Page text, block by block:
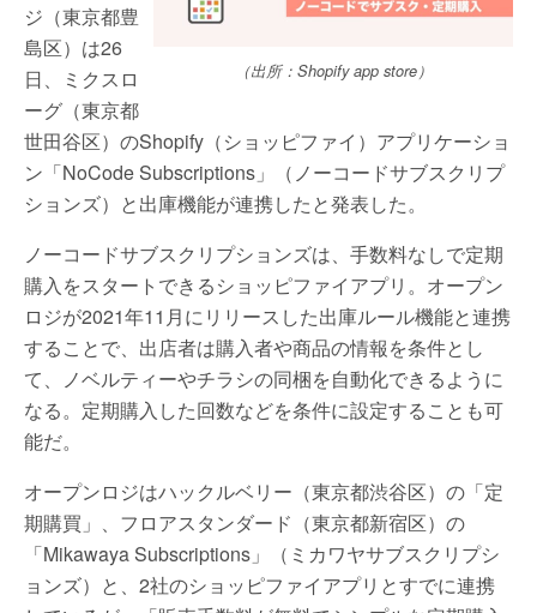
（出所：Shopify app store）
ジ（東京都豊
島区）は26
日、ミクスロ
ーグ（東京都
世田谷区）のShopify（ショッピファイ）アプリケーショ
ン「NoCode Subscriptions」（ノーコードサブスクリプ
ションズ）と出庫機能が連携したと発表した。
ノーコードサブスクリプションズは、手数料なしで定期
購入をスタートできるショッピファイアプリ。オープン
ロジが2021年11月にリリースした出庫ルール機能と連携
することで、出店者は購入者や商品の情報を条件とし
て、ノベルティーやチラシの同梱を自動化できるように
なる。定期購入した回数などを条件に設定することも可
能だ。
オープンロジはハックルベリー（東京都渋谷区）の「定
期購買」、フロアスタンダード（東京都新宿区）の
「Mikawaya Subscriptions」（ミカワヤサブスクリプシ
ョンズ）と、2社のショッピファイアプリとすでに連携